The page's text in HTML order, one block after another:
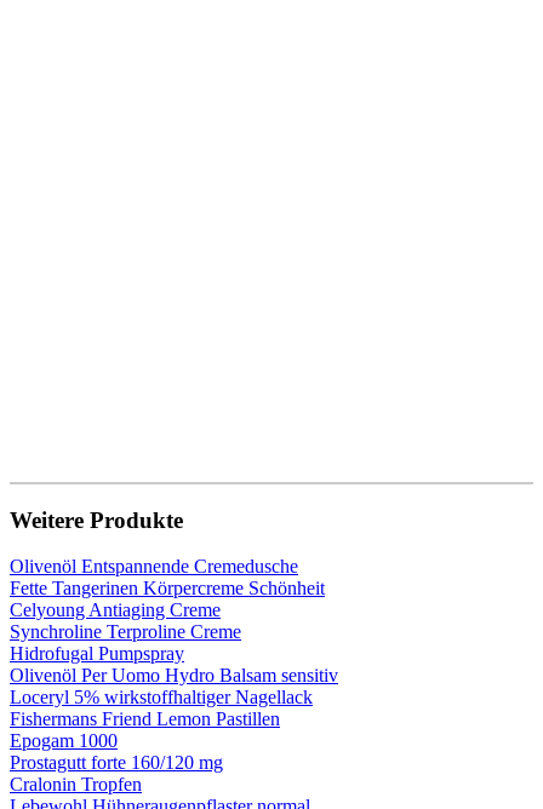
Weitere Produkte
Olivenöl Entspannende Cremedusche
Fette Tangerinen Körpercreme Schönheit
Celyoung Antiaging Creme
Synchroline Terproline Creme
Hidrofugal Pumpspray
Olivenöl Per Uomo Hydro Balsam sensitiv
Loceryl 5% wirkstoffhaltiger Nagellack
Fishermans Friend Lemon Pastillen
Epogam 1000
Prostagutt forte 160/120 mg
Cralonin Tropfen